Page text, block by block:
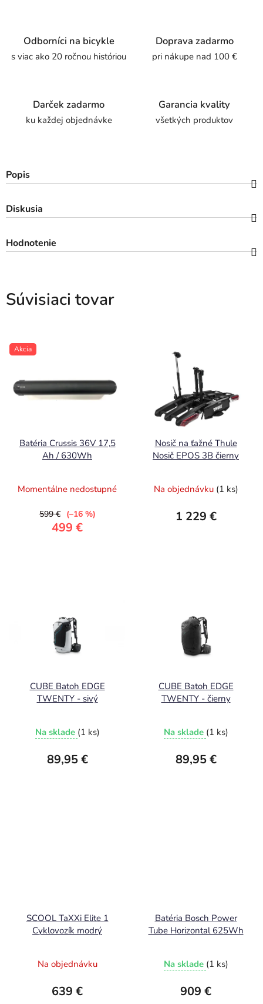
Odborníci na bicykle
s viac ako 20 ročnou históriou
Doprava zadarmo
pri nákupe nad 100 €
Darček zadarmo
ku každej objednávke
Garancia kvality
všetkých produktov
Popis
Diskusia
Hodnotenie
Súvisiaci tovar
Akcia
Batéria Crussis 36V 17,5
Ah / 630Wh
Momentálne nedostupné
499 €
599 € (–16 %)
Nosič na ťažné Thule
Nosič EPOS 3B čierny
Na objednávku (1 ks)
1 229 €
CUBE Batoh EDGE
TWENTY - sivý
Na sklade (1 ks)
89,95 €
CUBE Batoh EDGE
TWENTY - čierny
Na sklade (1 ks)
89,95 €
SCOOL TaXXi Elite 1
Cyklovozík modrý
Na objednávku
639 €
Batéria Bosch Power
Tube Horizontal 625Wh
Na sklade (1 ks)
909 €